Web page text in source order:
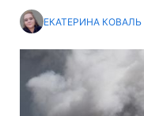
ЕКАТЕРИНА КОВАЛЬ